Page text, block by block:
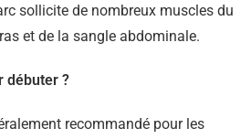
sollicite de nombreux muscles du
et de la sangle abdominale.
débuter ?
recommandé pour les